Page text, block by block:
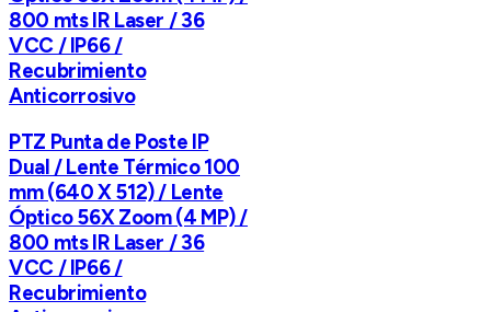
800 mts IR Laser / 36
VCC / IP66 /
Recubrimiento
Anticorrosivo
PTZ Punta de Poste IP
Dual / Lente Térmico 100
mm (640 X 512) / Lente
Óptico 56X Zoom (4 MP) /
800 mts IR Laser / 36
VCC / IP66 /
Recubrimiento